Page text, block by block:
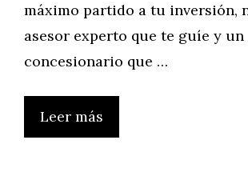
máximo partido a tu inversión,
asesor experto que te guíe y un
concesionario que …
Leer más